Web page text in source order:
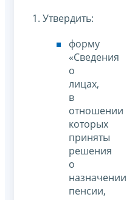
1. Утвердить:
форму
«Сведения
о
лицах,
в
отношении
которых
приняты
решения
о
назначении
пенсии,